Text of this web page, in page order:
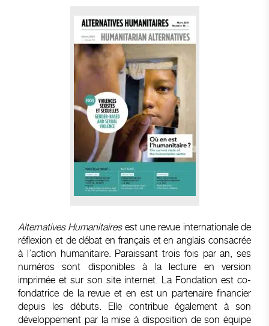
Alternatives Humanitairesest une revue internationale de
réflexion et de débat en français et en anglais consacrée
à l’action humanitaire. Paraissant trois fois par an, ses
numéros sont disponibles à la lecture en version
imprimée et sur son site internet. La Fondation est co-
fondatrice de la revue et en est un partenaire financier
depuis les débuts. Elle contribue également à son
développement par la mise à disposition de son équipe